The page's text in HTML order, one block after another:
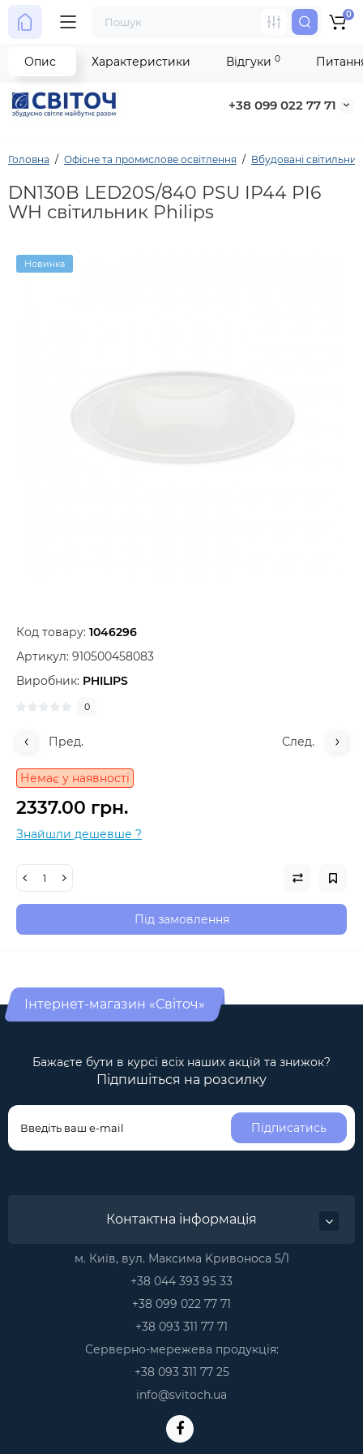
+38 099 022 77 71
0
Головна Офісне та промислове освітлення Вбудовані
DN130B LED20S/840 PSU IP44 PI6
WH світильник Philips
Новинка
Код товару: 1046296
Артикул: 910500458083
Виробник: PHILIPS
0
Пред. След.
Немає у наявності
2337.00 грн.
Знайшли дешевше ?
Під замовлення
Опис Характеристики Відгуки 0
Інтернет-магазин «Світоч»
Бажаєте бути в курсі всіх наших акцій та знижок?
Підпишіться на розсилку
Підписатись
Контактна інформація
м. Київ, вул. Максима Kривоноса 5/1
+38 044 393 95 33
+38 099 022 77 71
+38 093 311 77 71
Серверно-мережева продукція:
+38 093 311 77 25
info@svitoch.ua